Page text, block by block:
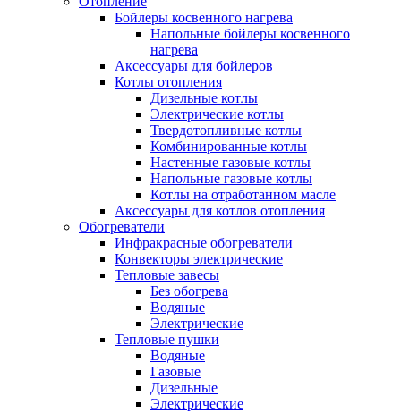
Бойлеры косвенного нагрева
Напольные бойлеры косвенного
нагрева
Аксессуары для бойлеров
Котлы отопления
Дизельные котлы
Электрические котлы
Твердотопливные котлы
Комбинированные котлы
Настенные газовые котлы
Напольные газовые котлы
Котлы на отработанном масле
Аксессуары для котлов отопления
Обогреватели
Инфракрасные обогреватели
Конвекторы электрические
Тепловые завесы
Без обогрева
Водяные
Электрические
Тепловые пушки
Водяные
Газовые
Дизельные
Электрические